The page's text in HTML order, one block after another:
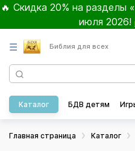
🔥 Скидка 20% на
июля 2026!
☰ Библия для всех
Каталог БДВ детям
Главная страница Каталог